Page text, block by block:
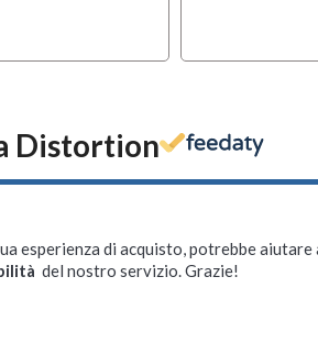
Distortion
esperienza di acquisto, potrebbe
del nostro servizio. Grazie!